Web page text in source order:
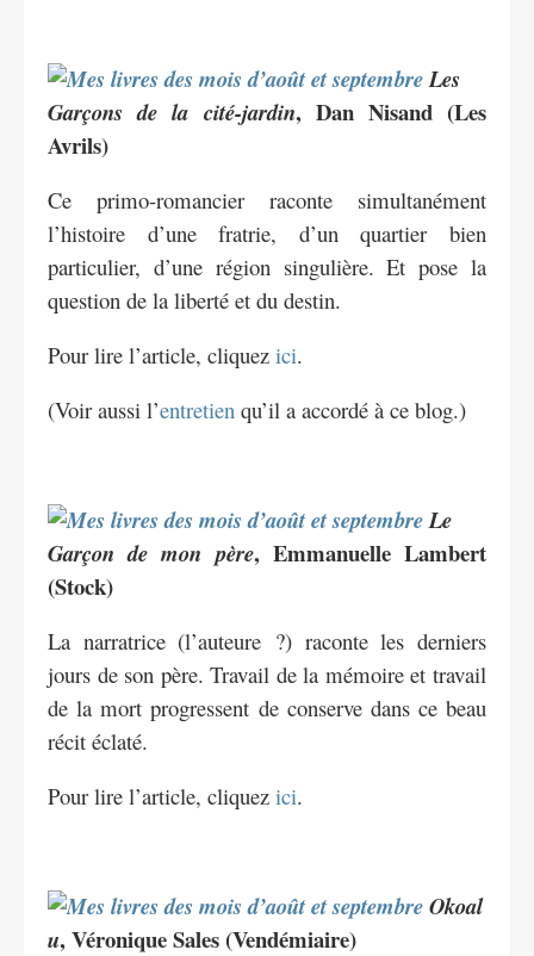
Les
Garçons de la cité-jardin, Dan Nisand (Les
Avrils)
Ce primo-romancier raconte simultanément
l’histoire d’une fratrie, d’un quartier bien
particulier, d’une région singulière. Et pose la
question de la liberté et du destin.
Pour lire l’article, cliquez ici.
(Voir aussi l’entretien qu’il a accordé à ce blog.)
Le
Garçon de mon père, Emmanuelle Lambert
(Stock)
La narratrice (l’auteure ?) raconte les derniers
jours de son père. Travail de la mémoire et travail
de la mort progressent de conserve dans ce beau
récit éclaté.
Pour lire l’article, cliquez ici.
Okoal
u, Véronique Sales (Vendémiaire)